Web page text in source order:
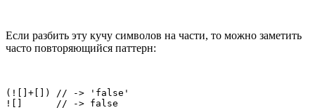
Если разбить эту кучу символов на части, то можно заметить
часто повторяющийся паттерн:
(![]+[]) // -> 'false'
![]      // -> false